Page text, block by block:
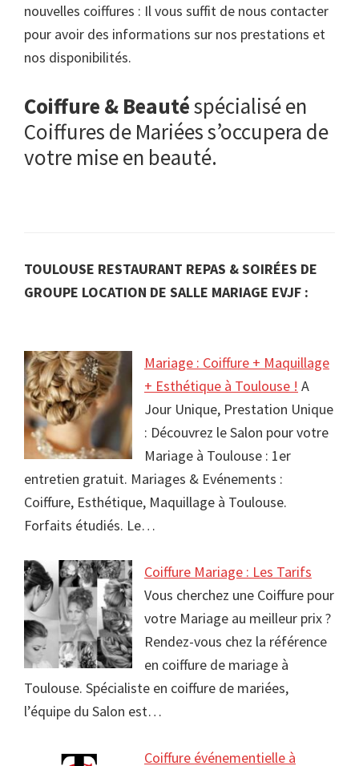
nouvelles coiffures : Il vous suffit de nous contacter
pour avoir des informations sur nos prestations et
nos disponibilités.
Coiffure & Beautéspécialisé en
Coiffures de Mariées s’occupera de
votre mise en beauté.
TOULOUSE RESTAURANT REPAS & SOIRÉES DE
GROUPE LOCATION DE SALLE MARIAGE EVJF :
Mariage : Coiffure + Maquillage
+ Esthétique à Toulouse ! A
Jour Unique, Prestation Unique
: Découvrez le Salon pour votre
Mariage à Toulouse : 1er
entretien gratuit. Mariages & Evénements :
Coiffure, Esthétique, Maquillage à Toulouse.
Forfaits étudiés. Le…
Coiffure Mariage : Les Tarifs
Vous cherchez une Coiffure pour
votre Mariage au meilleur prix ?
Rendez-vous chez la référence
en coiffure de mariage à
Toulouse. Spécialiste en coiffure de mariées,
l’équipe du Salon est…
Coiffure événementielle à